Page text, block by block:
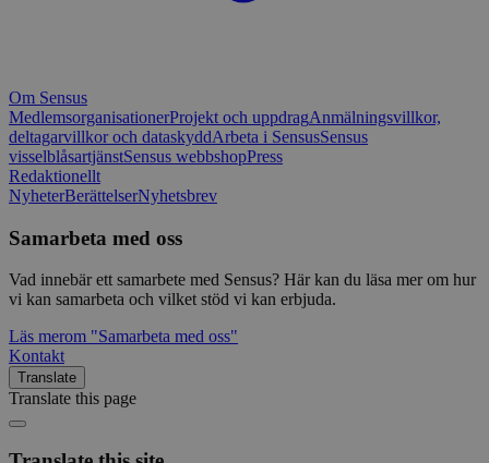
Om Sensus
MedlemsorganisationerProjekt och uppdragAnmälningsvillkor,
deltagarvillkor och dataskyddArbeta i SensusSensus
visselblåsartjänstSensus webbshopPress
Redaktionellt
NyheterBerättelserNyhetsbrev
Samarbeta med oss
Vad innebär ett samarbete med Sensus? Här kan du läsa mer om hur
vi kan samarbeta och vilket stöd vi kan erbjuda.
Läs merom "Samarbeta med oss"
Kontakt
Translate
Translate this page